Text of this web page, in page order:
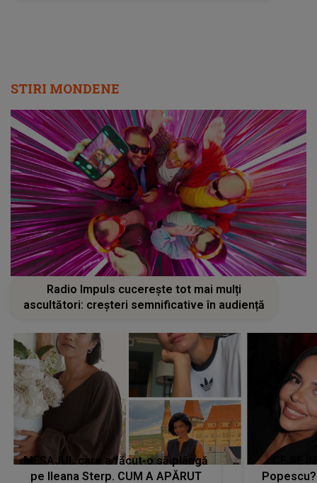
STIRI MONDENE
Radio Impuls cucerește tot mai mulți
ascultători: creșteri semnificative în audiență
MESAJUL care a făcut-o să plângă
pe Ileana Sterp. CUM A APĂRUT